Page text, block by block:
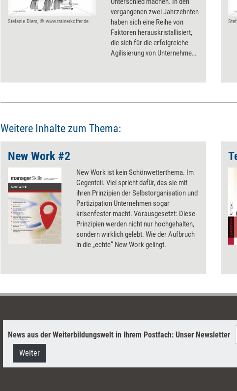
Stefanie Diers, © www.trainerkoffer.de
vergangenen zwei Jahrzehnten
haben sich eine Reihe von
Faktoren herauskristallisiert,
die sich für die erfolgreiche
Agilisierung von Unternehmen
Weitere Inhalte zum Thema:
New Work #2
New Work ist kein Schönwetterthema. Im
Gegenteil. Viel spricht dafür, das sie mit
ihren Prinzipien der Selbstorganisation und
Partizipation Unternehmen sogar
krisenfester macht. Vorausgesetzt: Diese
Prinzipien werden nicht nur hochgehalten,
sondern wirklich gelebt. Wie der Aufbruch
in die „echte“ New Work gelingt.
News aus der Weiterbildungswelt in Ihrem Postfach: Unser Newsletter
Weiter